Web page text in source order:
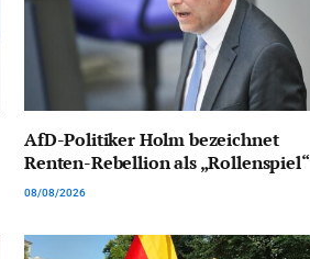
AfD-Politiker Holm bezeichnet
Renten-Rebellion als „Rollenspiel“
08/08/2026